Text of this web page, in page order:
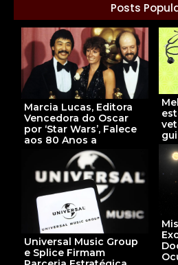
Posts
Marcia Lucas, Editora
Vencedora do Oscar
por ‘Star Wars’, Falece
aos 80 Anos a
Universal Music Group
e Splice Firmam